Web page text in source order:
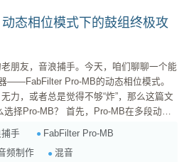
态相位模式下的鼓组终极攻
朋友，音浪捕手。今天，咱们聊聊一个能
——FabFilter Pro-MB的动态相位模式。
力，或者总是觉得不够“炸”，那么这篇文
它的界面设计非常直观，即使你是新手，
是要用它来做基础的压缩和扩展，而是要
手
FabFilter Pro-MB
频制作 混音